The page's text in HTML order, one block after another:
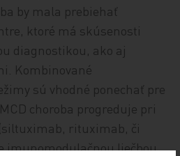
by mala prebiehať
ktoré má skúsenosti
diagnostikou, ako aj
Kombinované
sú vhodné ponechať pre
choroba progreduje pri
rituximab, či
imunomodulačnou liečbou